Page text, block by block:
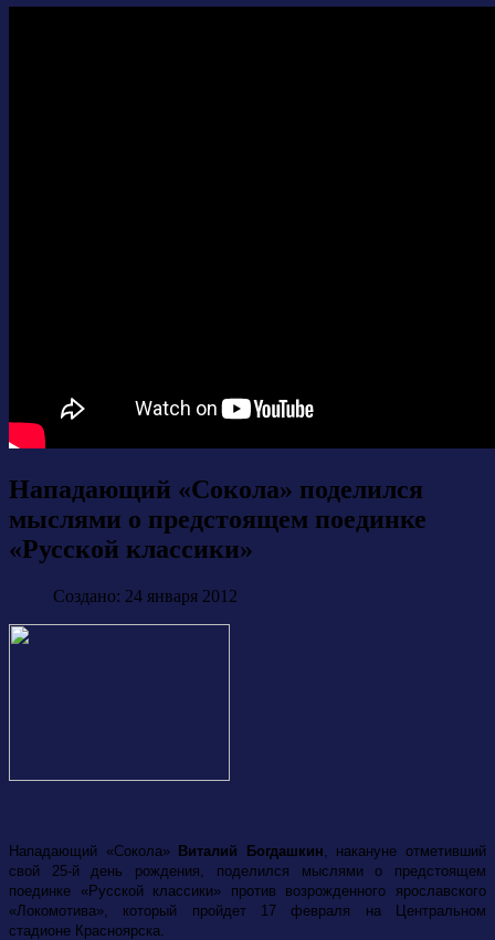
Нападающий «Сокола» поделился
мыслями о предстоящем поединке
«Русской классики»
Создано: 24 января 2012
Нападающий «Сокола» Виталий Богдашкин , накануне отметивший
свой 25-й день рождения, поделился мыслями о предстоящем
поединке «Русской классики» против возрожденного ярославского
«Локомотива», который пройдет 17 февраля на Центральном
стадионе Красноярска.